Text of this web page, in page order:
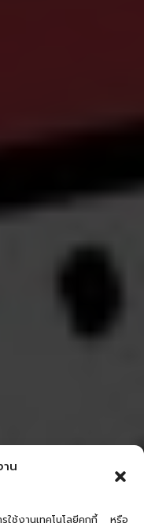
น
ช้งานเทคโนโลยีคุกกี้ หรือ